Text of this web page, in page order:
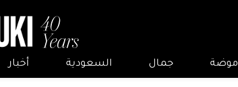
موضة جمال السعودية أخبار